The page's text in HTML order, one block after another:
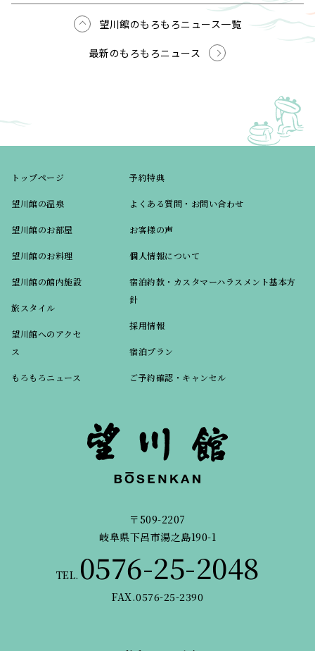
望川館のもろもろニュース一覧
最新のもろもろニュース
トップページ
望川館の温泉
望川館のお部屋
望川館のお料理
望川館の館内施設
旅スタイル
望川館へのアクセ
ス
もろもろニュース
予約特典
よくある質問・お問い合わせ
お客様の声
個人情報について
宿泊約款・カスタマーハラスメント基本方
針
採用情報
宿泊プラン
ご予約確認・キャンセル
〒509-2207
岐阜県下呂市湯之島190-1
TEL. 0576-25-2048
FAX.0576-25-2390